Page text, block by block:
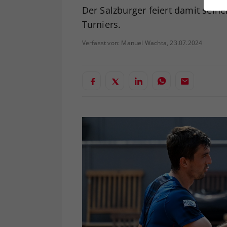
Der Salzburger feiert damit
Turniers.
Verfasst von: Manuel Wachta, 23.07.2024